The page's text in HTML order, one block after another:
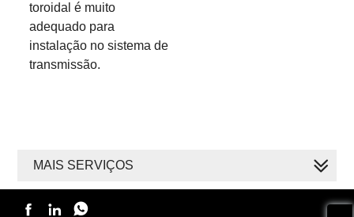
toroidal é muito
adequado para
instalação no sistema de
transmissão.
MAIS SERVIÇOS
  